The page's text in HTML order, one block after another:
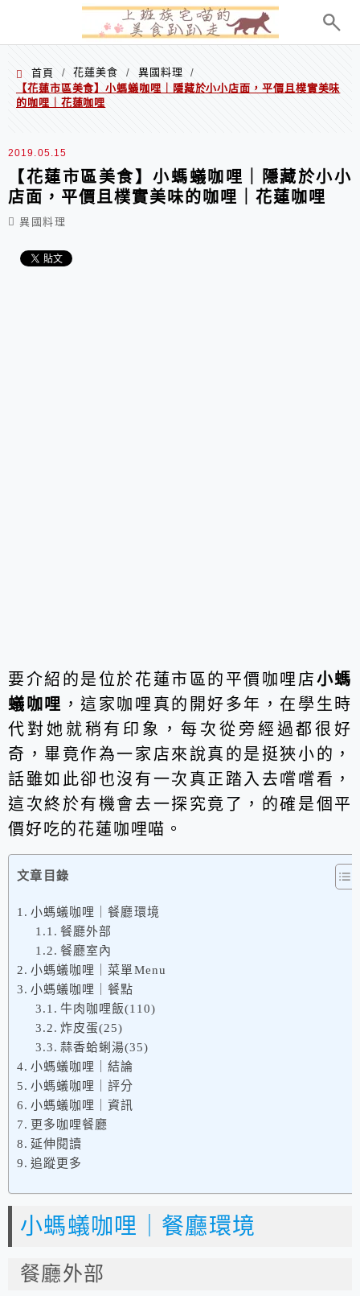
首頁 / 花蓮美食 / 異國料理
/
【花蓮市區美食】小螞蟻咖哩｜隱藏於小小店面，平價且樸實美味
的咖哩｜花蓮咖哩
2019.05.15
【花蓮市區美食】小螞蟻咖哩｜隱藏於小小
店面，平價且樸實美味的咖哩｜花蓮咖哩
異國料理
要介紹的是位於花蓮市區的平價咖哩店小螞
蟻咖哩 ，這家咖哩真的開好多年，在學生時
代對她就稍有印象，每次從旁經過都很好
奇，畢竟作為一家店來說真的是挺狹小的，
話雖如此卻也沒有一次真正踏入去嚐嚐看，
這次終於有機會去一探究竟了，的確是個平
價好吃的花蓮咖哩喵。
文章目錄
小螞蟻咖哩｜餐廳環境
餐廳外部
餐廳室內
小螞蟻咖哩｜菜單Menu
小螞蟻咖哩｜餐點
牛肉咖哩飯(110)
炸皮蛋(25)
蒜香蛤蜊湯(35)
小螞蟻咖哩｜結論
小螞蟻咖哩｜評分
小螞蟻咖哩｜資訊
更多咖哩餐廳
延伸閱讀
追蹤更多
小螞蟻咖哩｜餐廳環境
餐廳外部